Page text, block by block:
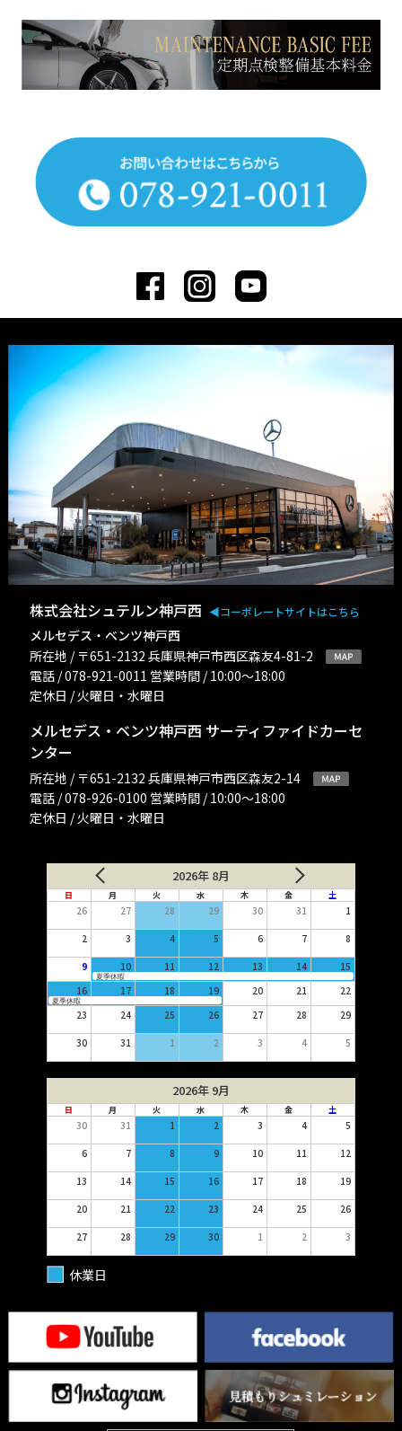
株式会社シュテルン神戸西 ◀︎コーポレートサイトはこちら
メルセデス・ベンツ神戸西
所在地 / 〒651-2132 兵庫県神戸市西区森友4-81-2
電話 / 078-921-0011 営業時間 / 10:00〜18:00
定休日 / 火曜日・水曜日
メルセデス・ベンツ神戸西 サーティファイドカーセ
ンター
所在地 / 〒651-2132 兵庫県神戸市西区森友2-14
電話 / 078-926-0100 営業時間 / 10:00〜18:00
定休日 / 火曜日・水曜日
2026年 8月
日 月 火 水 木 金 土
26 27 28 29 30 31 1
2 3 4 5 6 7 8
9 10 11 12 13 14 15
夏季休暇
16 17 18 19 20 21 22
夏季休暇
23 24 25 26 27 28 29
30 31 1 2 3 4 5
2026年 9月
日 月 火 水 木 金 土
30 31 1 2 3 4 5
6 7 8 9 10 11 12
13 14 15 16 17 18 19
20 21 22 23 24 25 26
27 28 29 30 1 2 3
休業日